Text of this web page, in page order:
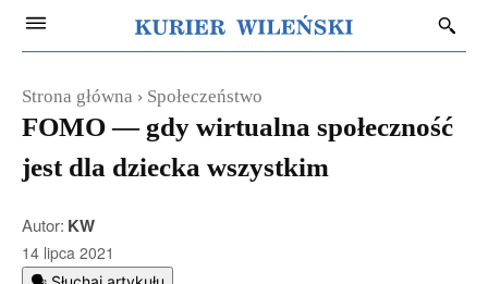
Strona główna Społeczeństwo
FOMO — gdy wirtualna społeczność
jest dla dziecka wszystkim
Autor: KW
14 lipca 2021